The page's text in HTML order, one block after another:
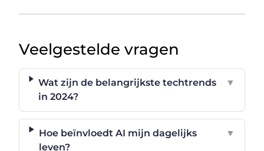
Veelgestelde vragen
Wat zijn de belangrijkste techtrends
in 2024?
▼
Hoe beïnvloedt AI mijn dagelijks
leven?
▼